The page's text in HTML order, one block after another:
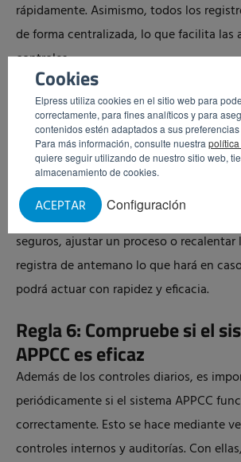
Cookies
Elpress utiliza cookies en el sitio web para
correctamente, para fines analíticos y para
contenidos estén adaptados a sus
Para más información, consulte nuestra
quiere seguir utilizando de nuestro sitio web,
almacenamiento de cookies.
Configuración
ACEPTAR
rápidamente. Asimismo, todos los
de forma centralizada, lo que facilita las
controles.
Regla 5: Determine los
seguimiento por PCC si es
rebasamiento
Si se supera un límite crítico, debe tomar
inmediatas. Éstas se denominan acciones
Piense, por ejemplo, en tirar los
seguros, ajustar un proceso o recalentar
registra de antemano lo que hará en
podrá actuar con rapidez y eficacia.
Regla 6: Compruebe si el
APPCC es eficaz
Además de los controles diarios, es
periódicamente si el sistema APPCC
correctamente. Esto se hace mediante
controles internos y auditorías. Con